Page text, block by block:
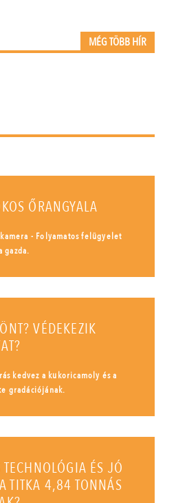
MÉG TÖBB HÍR
ŐRANGYALA
- Folyamatos felügyelet
gazda.
VÉDEKEZIK
kedvez a kukoricamoly és a
gradációjának.
TECHNOLÓGIA ÉS JÓ
TITKA 4,84 TONNÁS